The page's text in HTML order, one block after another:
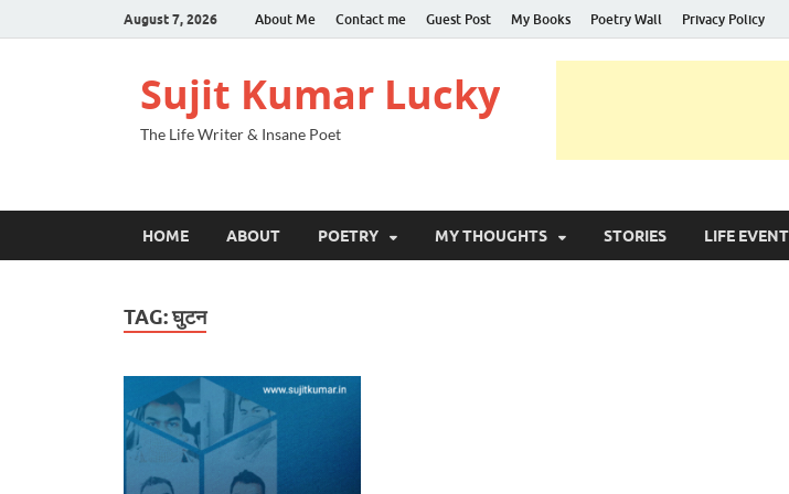
August 7, 2026 About Me Contact me Guest Post My Books Poetry Wall Privacy Policy
Sujit Kumar Lucky
The Life Writer & Insane Poet
HOME ABOUT POETRY MY THOUGHTS STORIES LIFE
TAG:घुटन